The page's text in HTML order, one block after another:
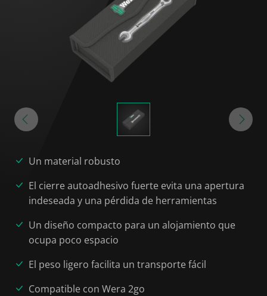
Un material robusto
El cierre autoadhesivo fuerte evita una apertura
indeseada y una pérdida de herramientas
Un diseño compacto para un alojamiento que
ocupa poco espacio
El peso ligero facilita un transporte fácil
Compatible con Wera 2go